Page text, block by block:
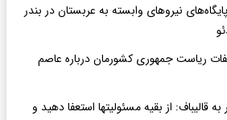
نیروهای وابسته به عربستان در بندر
ریاست جمهوری کشورمان درباره عاصم
قالیباف: از بقیه مسئولیتها استعفا دهید و